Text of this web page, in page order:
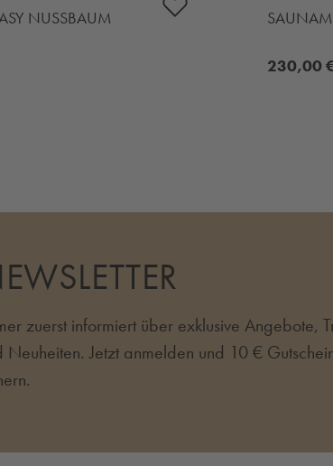
NUSSBAUM
230,00
zuerst informiert über exklusive Angebote,
Neuheiten. Jetzt anmelden und 10 €